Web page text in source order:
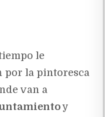
le
por la pintoresca
van a
y